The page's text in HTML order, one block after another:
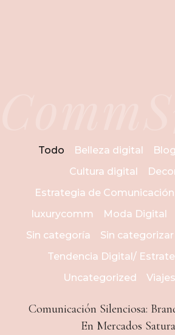
Belleza digital
Cultura digital
Estrategia de Comunicación
luxurycomm
Moda Digital
Sin categoría
Sin categorizar
Tendencia Digital/
Uncategorized
Todo
Comunicación Silenciosa:
En Mercados